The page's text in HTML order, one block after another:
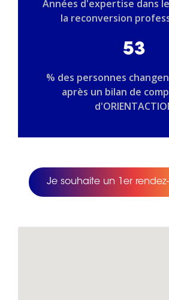
Années d'expertise dans
la reconversion
53
% des personnes
après un bilan de
Je souhaite un 1er